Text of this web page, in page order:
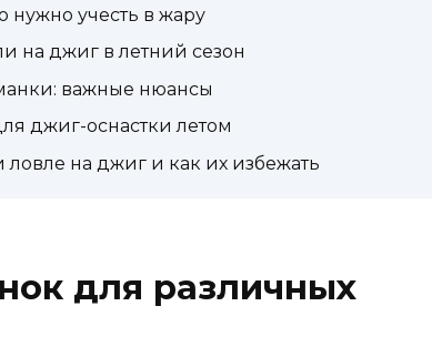
нужно учесть в жару
на джиг в летний сезон
важные нюансы
джиг-оснастки летом
на джиг и как их избежать
для различных